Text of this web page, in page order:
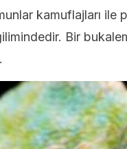
kamuflajları ile
Bir